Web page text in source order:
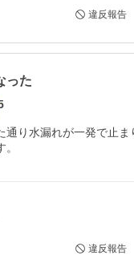
違反報告
った
通り水漏れが一発で止ま
違反報告